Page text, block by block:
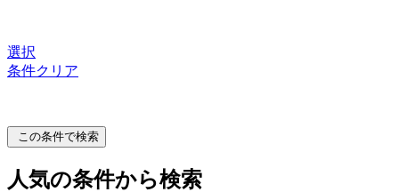
選択
条件クリア
この条件で検索
人気の条件から検索